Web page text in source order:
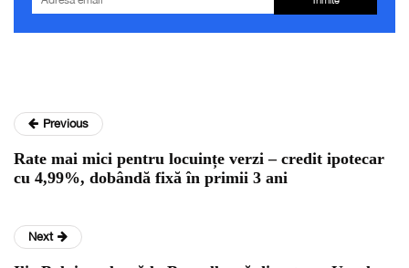
Previous
Rate mai mici pentru locuințe verzi – credit ipotecar
cu 4,99%, dobândă fixă în primii 3 ani
Next